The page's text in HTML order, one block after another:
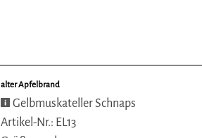
alter Apfelbrand
Gelbmuskateller Schnaps
Artikel-Nr.: EL13